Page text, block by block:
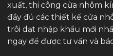
xuất, thi công cửa nhôm
đầy đủ các thiết kế cửa
trôi dạt nhập khẩu mới
ngay để được tư vấn và